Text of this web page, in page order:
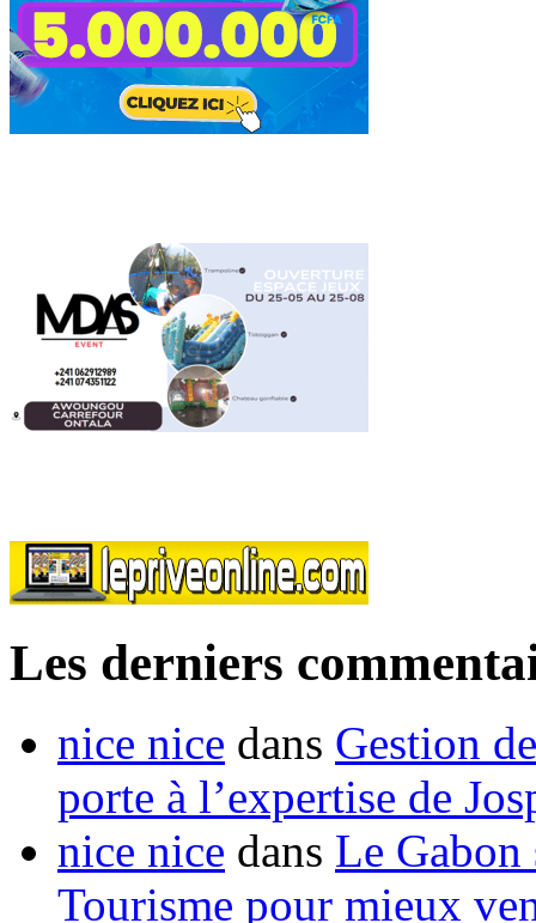
Les derniers
nice nice dans Gestion
porte à l’expertise de
nice nice dans Le Gabon
Tourisme pour mieux